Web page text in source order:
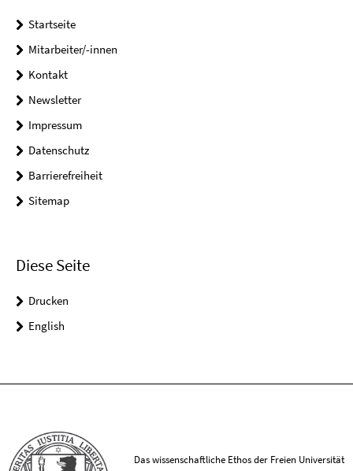
Startseite
Mitarbeiter/-innen
Kontakt
Newsletter
Impressum
Datenschutz
Barrierefreiheit
Sitemap
Diese Seite
Drucken
English
Das wissenschaftliche Ethos der Freien Universität